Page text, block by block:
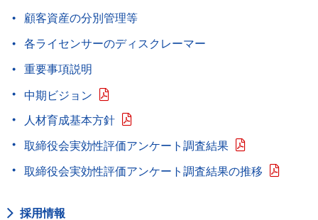
顧客資産の分別管理等
各ライセンサーのディスクレーマー
重要事項説明
中期ビジョン
人材育成基本方針
取締役会実効性評価アンケート調査結果
取締役会実効性評価アンケート調査結果の推移
採用情報